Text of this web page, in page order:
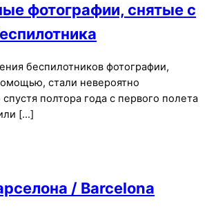
фотографии, снятые с
беспилотников фотографии,
стали невероятно
полтора года с первого полета
[…]
/ Barcelona